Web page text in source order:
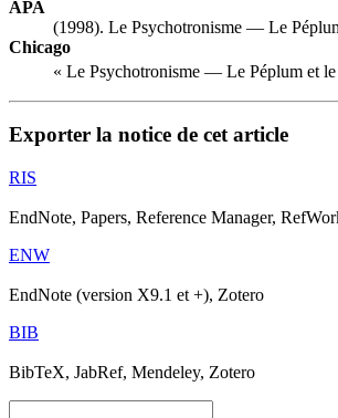
APA
(1998). Le Psychotronisme — Le
Chicago
« Le Psychotronisme — Le Péplum et
Exporter la notice de cet article
RIS
EndNote, Papers, Reference Manager,
ENW
EndNote (version X9.1 et +), Zotero
BIB
BibTeX, JabRef, Mendeley, Zotero